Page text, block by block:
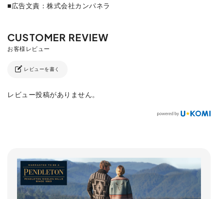
■広告文責：株式会社カンパネラ
レビューを書く
レビュー投稿がありません。